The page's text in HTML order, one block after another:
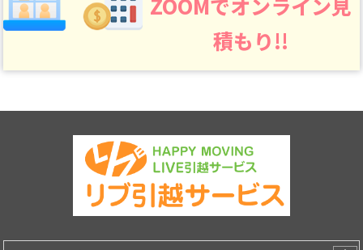
ZOOMでオンライン見
積もり!!